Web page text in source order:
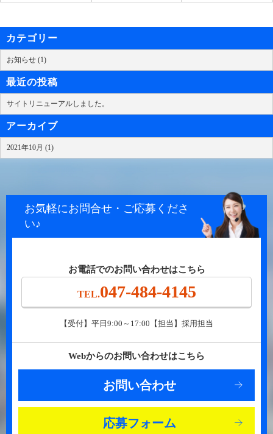
カテゴリー
お知らせ (1)
最近の投稿
サイトリニューアルしました。
アーカイブ
2021年10月 (1)
お気軽にお問合せ・ご応募くださ
い♪
お電話でのお問い合わせはこちら
TEL.047-484-4145
【受付】平日9:00～17:00【担当】採用担当
Webからのお問い合わせはこちら
お問い合わせ
応募フォーム